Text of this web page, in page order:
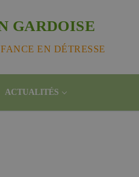
GARDOISE
EN DÉTRESSE
ACTUALITÉS